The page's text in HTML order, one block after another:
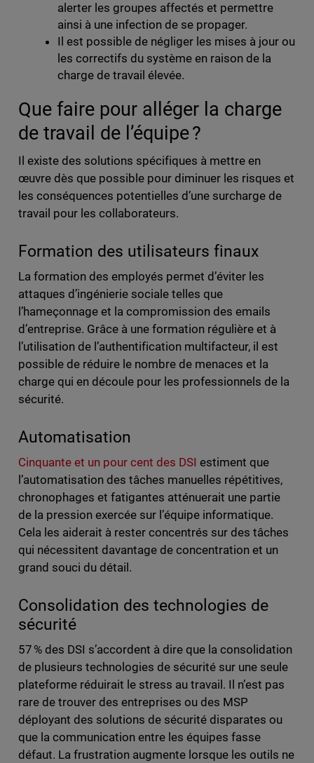
alerter les groupes affectés et permettre
ainsi à une infection de se propager.
Il est possible de négliger les mises à jour ou
les correctifs du système en raison de la
charge de travail élevée.
Que faire pour alléger la charge
de travail de l’équipe ?
Il existe des solutions spécifiques à mettre en
œuvre dès que possible pour diminuer les risques et
les conséquences potentielles d’une surcharge de
travail pour les collaborateurs.
Formation des utilisateurs finaux
La formation des employés permet d’éviter les
attaques d’ingénierie sociale telles que
l’hameçonnage et la compromission des emails
d’entreprise. Grâce à une formation régulière et à
l’utilisation de l’authentification multifacteur, il est
possible de réduire le nombre de menaces et la
charge qui en découle pour les professionnels de la
sécurité.
Automatisation
Cinquante et un pour cent des DSI estiment que
l’automatisation des tâches manuelles répétitives,
chronophages et fatigantes atténuerait une partie
de la pression exercée sur l’équipe informatique.
Cela les aiderait à rester concentrés sur des tâches
qui nécessitent davantage de concentration et un
grand souci du détail.
Consolidation des technologies de
sécurité
57 % des DSI s’accordent à dire que la consolidation
de plusieurs technologies de sécurité sur une seule
plateforme réduirait le stress au travail. Il n’est pas
rare de trouver des entreprises ou des MSP
déployant des solutions de sécurité disparates ou
que la communication entre les équipes fasse
défaut. La frustration augmente lorsque les outils ne